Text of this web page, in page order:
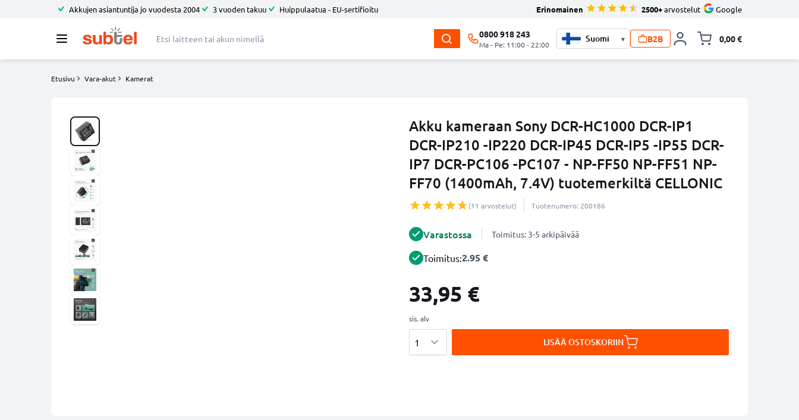
Akkujen asiantuntija jo vuodesta 2004 3 vuoden takuu Huippulaatua - EU-sertifioitu Erinomainen 2500+arvostelut Google
0800 918 243
Ma - Pe: 11:00 - 22:00
▾ B2B 0,00 €
Etusivu Vara-akut Kamerat
Akku kameraan Sony DCR-HC1000 DCR-IP1
DCR-IP210 -IP220 DCR-IP45 DCR-IP5 -IP55 DCR-
IP7 DCR-PC106 -PC107 - NP-FF50 NP-FF51 NP-
FF70 (1400mAh, 7.4V) tuotemerkiltä CELLONIC
(11 arvostelut) Tuotenumero: 200186
Varastossa Toimitus: 3-5 arkipäivää
Toimitus:2.95 €
33,95 €
sis. alv
LISÄÄ OSTOSKORIIN